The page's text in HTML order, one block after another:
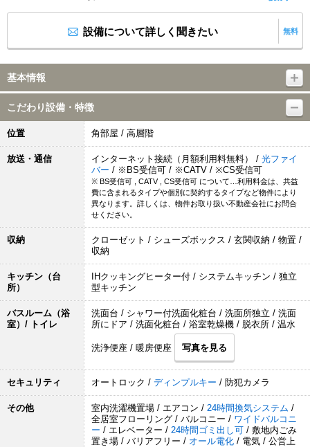
設備について詳しく聞きたい 無料
基本情報
こだわり設備・特徴
位置 角部屋 / 高層階
放送・通信 インターネット接続（月額利用料無料） / 光ファイ
バー / ※BS受信可 / ※CATV / ※CS受信可
※ BS受信可 , CATV , CS受信可 について…利用料金は、共益
費に含まれるタイプや個別に契約するタイプなど物件により
異なります。詳しくは、物件お取り扱い不動産会社にお問合
せください。
収納
クローゼット / シューズボックス / 玄関収納 / 物置 /
収納
キッチン（台
所）
IHクッキングヒーター付 / システムキッチン / 独立
型キッチン
バスルーム（浴
室）/ トイレ
洗面台 / シャワー付洗面化粧台 / 洗面所独立 / 洗面
所にドア / 洗面化粧台 / 浴室乾燥機 / 脱衣所 / 温水
洗浄便座 / 暖房便座 写真を見る
セキュリティ オートロック / ディンプルキー / 防犯カメラ
その他 室内洗濯機置場 / エアコン / 24時間換気システム /
全居室フローリング / バルコニー / ワイドバルコニ
ー / エレベーター / 24時間ゴミ出し可 / 敷地内ごみ
置き場 / バリアフリー / オール電化 / 電気 / 公営上